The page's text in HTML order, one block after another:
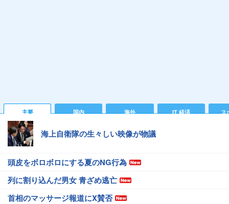
主要 国内 海外 IT 経済 ス
海上自衛隊の生々しい映像が物議
頭皮をボロボロにする夏のNG行為
列に割り込んだ男女 青ざめ逃亡
首相のマッサージ報道にX賛否